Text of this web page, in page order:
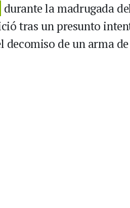
durante la madrugada
tras un presunto
decomiso de un arma